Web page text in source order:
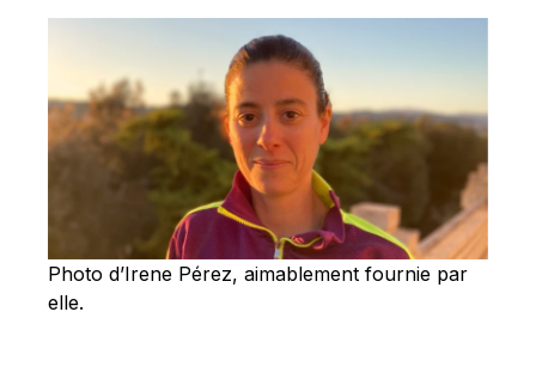
Photo d’Irene Pérez, aimablement fournie par
elle.